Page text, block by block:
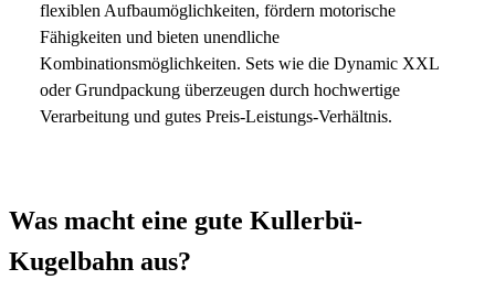
flexiblen Aufbaumöglichkeiten, fördern motorische
Fähigkeiten und bieten unendliche
Kombinationsmöglichkeiten. Sets wie die Dynamic XXL
oder Grundpackung überzeugen durch hochwertige
Verarbeitung und gutes Preis-Leistungs-Verhältnis.
Was macht eine gute Kullerbü-
Kugelbahn aus?